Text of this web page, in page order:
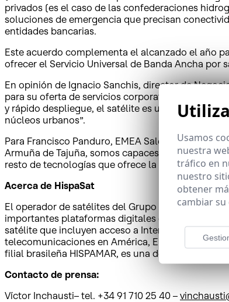
privados (es el caso de las confederaciones
soluciones de emergencia que precisan
entidades bancarias.
Este acuerdo complementa el alcanzado el año
ofrecer el Servicio Universal de Banda Ancha por
En opinión de Ignacio Sanchis, director de
para su oferta de servicios corporativos y
y rápido despliegue, el satélite es una
núcleos urbanos”.
Para Francisco Panduro, EMEA Sales Manager
Armuña de Tajuña, somos capaces de ofrecer
resto de tecnologías que ofrece la compañía, lo
Acerca de HispaSat
El operador de satélites del Grupo Red Eléctrica,
importantes plataformas digitales de Televisión
satélite que incluyen acceso a Internet,
telecomunicaciones en América, Europa y el
filial brasileña HISPAMAR, es una de las
Contacto de prensa:
Víctor Inchausti– tel. +34 91 710 25 40 –
Usamos
nuestra
tráfico en
nuestro
obtener
cambiar